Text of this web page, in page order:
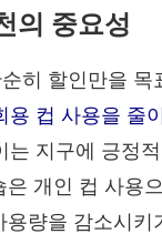
의 중요성
히 할인만을 목
용 컵 사용을 줄
는 지구에 긍정
은 개인 컵 사용
용량을 감소시키